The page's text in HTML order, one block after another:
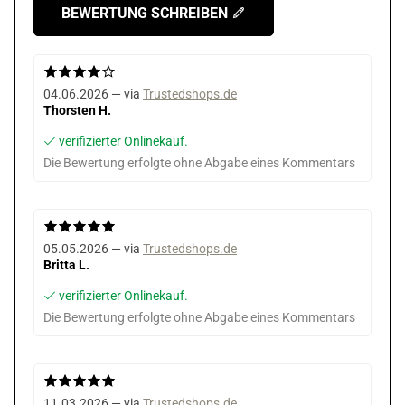
BEWERTUNG SCHREIBEN
04.06.2026 — via Trustedshops.de
Thorsten H.
verifizierter Onlinekauf.
Die Bewertung erfolgte ohne Abgabe eines Kommentars
05.05.2026 — via Trustedshops.de
Britta L.
verifizierter Onlinekauf.
Die Bewertung erfolgte ohne Abgabe eines Kommentars